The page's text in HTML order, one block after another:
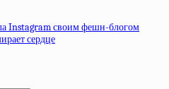
Instagram своим фешн-блогом
сердце